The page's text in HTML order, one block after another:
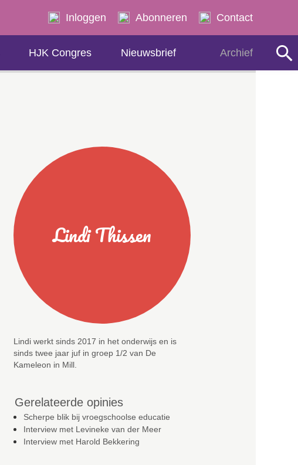
Inloggen Abonneren Contact
HJK Congres Nieuwsbrief Archief
Zoeken
Lindi Thissen
Lindi werkt sinds 2017 in het onderwijs en is
sinds twee jaar juf in groep 1/2 van De
Kameleon in Mill.
Gerelateerde opinies
Scherpe blik bij vroegschoolse educatie
Interview met Levineke van der Meer
Interview met Harold Bekkering